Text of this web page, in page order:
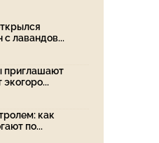
с лавандов...
приглашают
экогоро...
как
по...